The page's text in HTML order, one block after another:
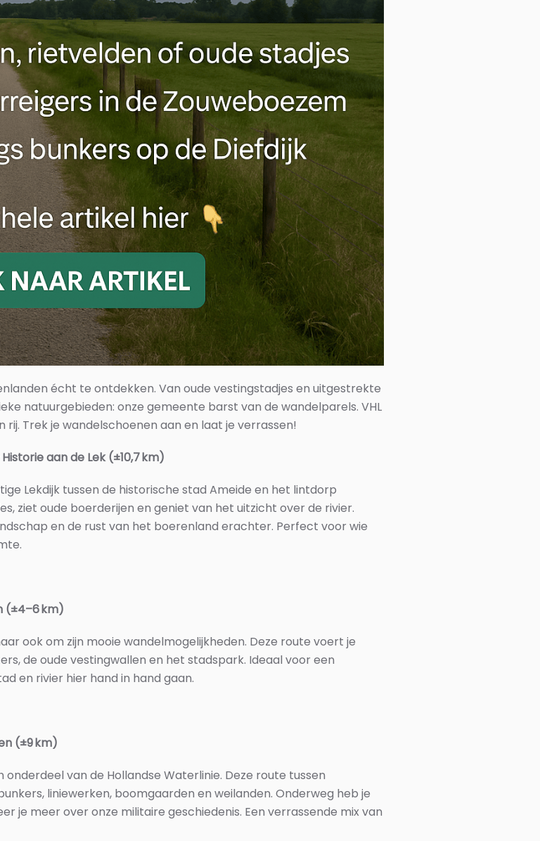
écht te ontdekken. Van oude vestingstadjes en uitgestrekte
natuurgebieden: onze gemeente barst van de wandelparels. VHL
Trek je wandelschoenen aan en laat je verrassen!
aan de Lek (±10,7 km)
Lekdijk tussen de historische stad Ameide en het lintdorp
ziet oude boerderijen en geniet van het uitzicht over de rivier.
en de rust van het boerenland erachter. Perfect voor wie
(±4–6 km)
ook om zijn mooie wandelmogelijkheden. Deze route voert je
de oude vestingwallen en het stadspark. Ideaal voor een
en rivier hier hand in hand gaan.
(±9 km)
van de Hollandse Waterlinie. Deze route tussen
liniewerken, boomgaarden en weilanden. Onderweg heb je
je meer over onze militaire geschiedenis. Een verrassende mix van